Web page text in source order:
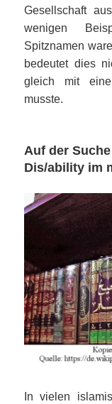
Gesellschaft
wenigen
Spitznamen
bedeutet dies
gleich mit
musste.
Auf der
Dis/ability im
In vielen